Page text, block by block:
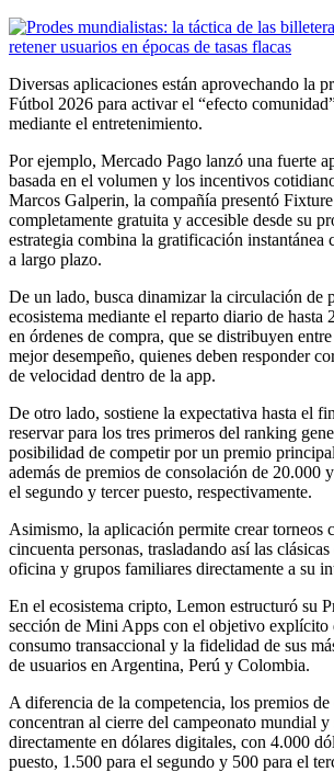
Diversas aplicaciones están aprovechando la
Fútbol 2026 para activar el “efecto
mediante el entretenimiento.
Por ejemplo, Mercado Pago lanzó una fuerte
basada en el volumen y los incentivos
Marcos Galperin, la compañía presentó
completamente gratuita y accesible desde su
estrategia combina la gratificación instantánea
a largo plazo.
De un lado, busca dinamizar la circulación de
ecosistema mediante el reparto diario de hasta
en órdenes de compra, que se distribuyen
mejor desempeño, quienes deben responder
de velocidad dentro de la app.
De otro lado, sostiene la expectativa hasta el
reservar para los tres primeros del ranking
posibilidad de competir por un premio
además de premios de consolación de 20.000
el segundo y tercer puesto, respectivamente.
Asimismo, la aplicación permite crear torneos
cincuenta personas, trasladando así las
oficina y grupos familiares directamente a su
En el ecosistema cripto, Lemon estructuró su
sección de Mini Apps con el objetivo explícito
consumo transaccional y la fidelidad de sus
de usuarios en Argentina, Perú y Colombia.
A diferencia de la competencia, los premios de
concentran al cierre del campeonato mundial y
directamente en dólares digitales, con 4.000
puesto, 1.500 para el segundo y 500 para el